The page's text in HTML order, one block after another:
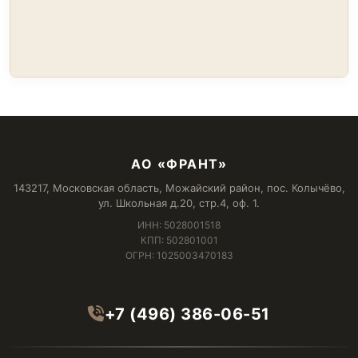
АО «ФРАНТ»
143217, Московская область, Можайский район, пос. Колычёво,
ул. Школьная д.20, стр.4, оф. 1.
ИНН: 5028001518
КПП: 502801001
ОГРН: 1025003470183
+7 (496) 386-06-51